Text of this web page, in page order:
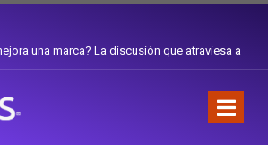
una marca? La discusión que atraviesa a